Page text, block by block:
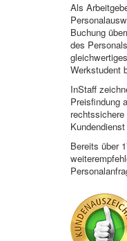
Als
Buchung
des
Werkstudent
InStaff
Preisfindung
Bereits über